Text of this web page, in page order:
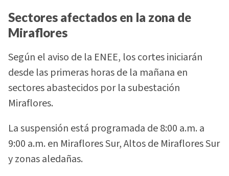
Sectores afectados en la zona de
Miraflores
Según el aviso de la ENEE, los cortes iniciarán
desde las primeras horas de la mañana en
sectores abastecidos por la subestación
Miraflores.
La suspensión está programada de 8:00 a.m. a
9:00 a.m. en Miraflores Sur, Altos de Miraflores Sur
y zonas aledañas.